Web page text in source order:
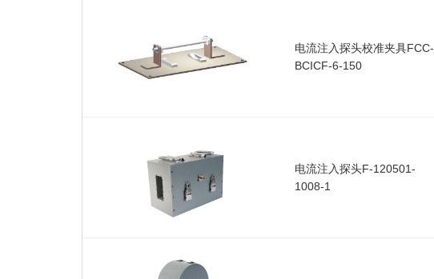
电流注入探头校准夹具FCC-
BCICF-6-150
电流注入探头F-120501-
1008-1